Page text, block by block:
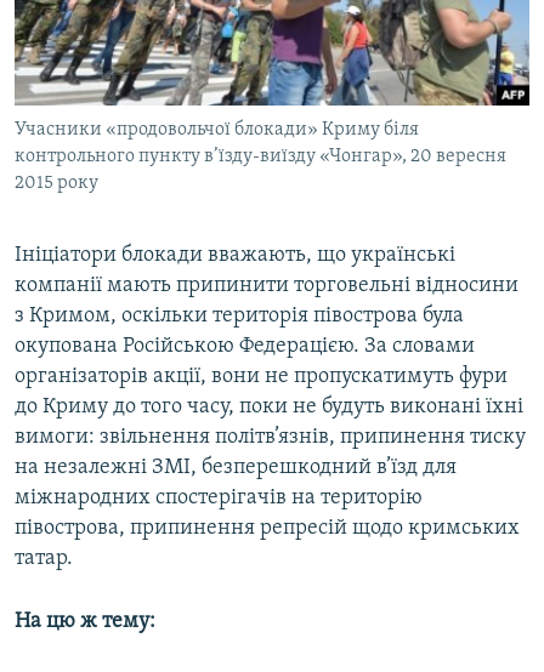
Учасники «продовольчої блокади» Криму біля
контрольного пункту в’їзду-виїзду «Чонгар», 20 вересня
2015 року
Ініціатори блокади вважають, що українські
компанії мають припинити торговельні відносини
з Кримом, оскільки територія півострова була
окупована Російською Федерацією. За словами
організаторів акції, вони не пропускатимуть фури
до Криму до того часу, поки не будуть виконані їхні
вимоги: звільнення політв’язнів, припинення тиску
на незалежні ЗМІ, безперешкодний в’їзд для
міжнародних спостерігачів на територію
півострова, припинення репресій щодо кримських
татар.
На цю ж тему: